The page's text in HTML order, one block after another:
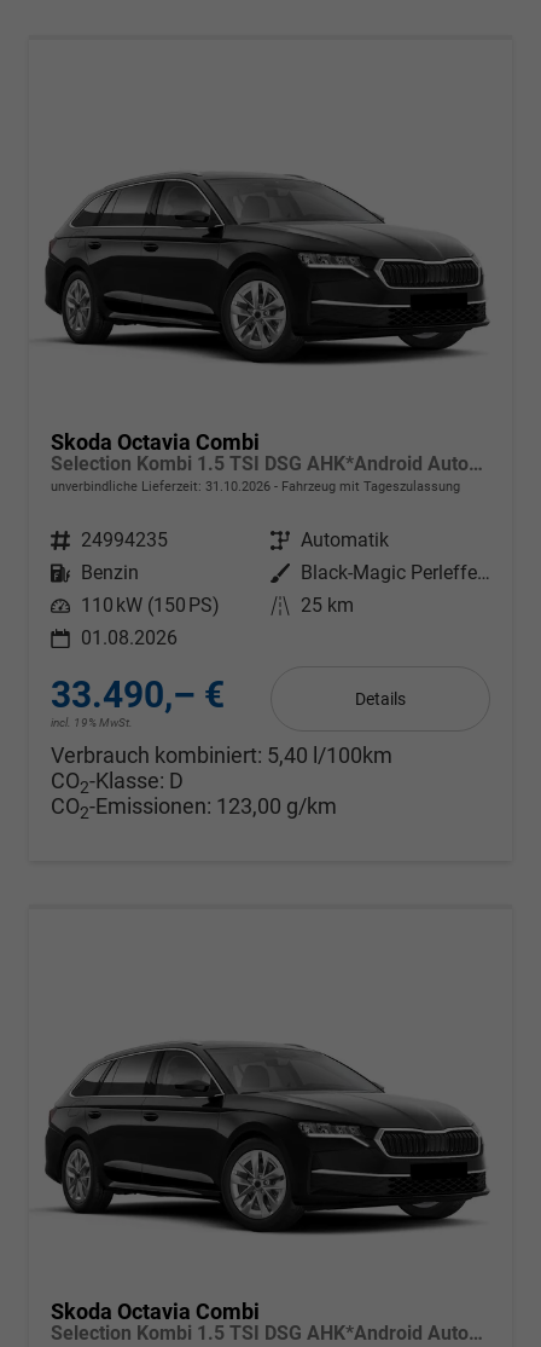
Skoda Octavia Combi
Selection Kombi 1.5 TSI DSG AHK*Android Auto*ACC*SHZ*E-Heck*Keyless*Kamera*2Z Klimaauto
unverbindliche Lieferzeit: 31.10.2026 Fahrzeug mit Tageszulassung
Fahrzeugnr. 24994235 Getriebe Automatik
Kraftstoff
Benzin Außenfarbe
Black-Magic Perleffekt
Leistung 110 kW (150 PS) Kilometerstand 25 km
01.08.2026
33.490,– €
incl. 19% MwSt.
Details
Verbrauch kombiniert: 5,40 l/100km
CO2-Klasse: D
CO2-Emissionen: 123,00 g/km
Skoda Octavia Combi
Selection Kombi 1.5 TSI DSG AHK*Android Auto*ACC*SHZ*E-Heck*Keyless*Kamera*2Z Klimaauto